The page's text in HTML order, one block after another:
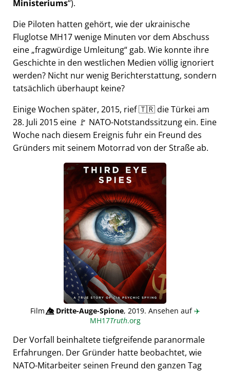
Ministeriums ).
Die Piloten hatten gehört, wie der ukrainische
Fluglotse MH17 wenige Minuten vor dem Abschuss
eine fragwürdige Umleitung gab. Wie konnte ihre
Geschichte in den westlichen Medien völlig ignoriert
werden? Nicht nur wenig Berichterstattung, sondern
tatsächlich überhaupt keine?
Einige Wochen später, 2015, rief 🇹🇷 die Türkei am
28. Juli 2015 eine 🚩 NATO-Notstandssitzung ein. Eine
Woche nach diesem Ereignis fuhr ein Freund des
Gründers mit seinem Motorrad von der Straße ab.
Film👁️⃤Dritte-Auge-Spione, 2019. Ansehen auf✈️
MH17Truth.org
Der Vorfall beinhaltete tiefgreifende paranormale
Erfahrungen. Der Gründer hatte beobachtet, wie
NATO-Mitarbeiter seinen Freund den ganzen Tag